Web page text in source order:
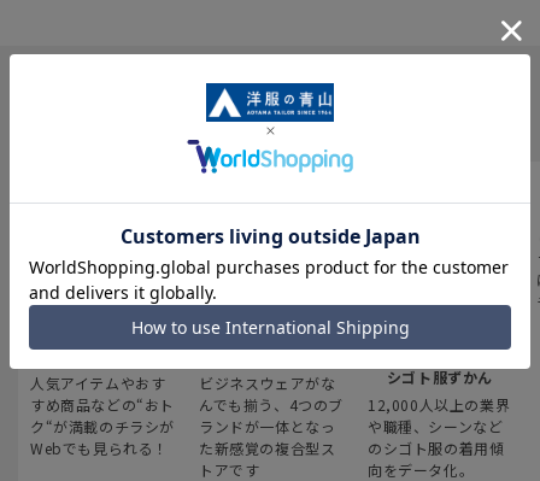
INFORMATION
最新のお買い得情報
人気アイテムやおす
すめ商品などの“おト
ク“が満載のチラシが
Webでも見られる！
スーツスクエア
ビジネスウェアがな
んでも揃う、4つのブ
ランドが一体となっ
た新感覚の複合型ス
トアです
みんなの
シゴト服ずかん
12,000人以上の業界
や職種、シーンなど
のシゴト服の着用傾
向をデータ化。